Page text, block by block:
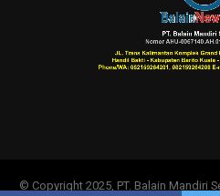
© Copyright 2025, PT. Balain Mandiri